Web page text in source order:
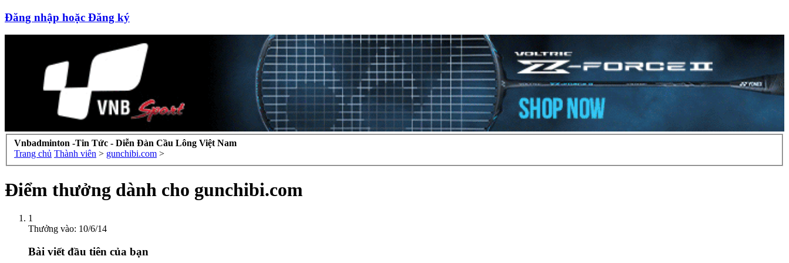
Đăng nhập hoặc Đăng ký
Vnbadminton -Tin Tức - Diễn Đàn Cầu Lông Việt Nam
Trang chủ Thành viên > gunchibi.com >
Điểm thưởng dành cho gunchibi.com
1
Thưởng vào: 10/6/14
Bài viết đầu tiên của bạn